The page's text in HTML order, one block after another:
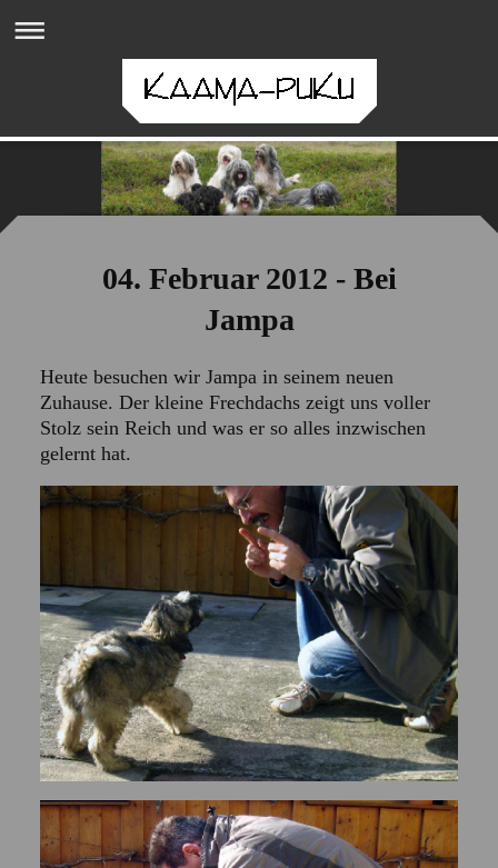
04. Februar 2012 - Bei
Jampa
Heute besuchen wir Jampa in seinem neuen
Zuhause. Der kleine Frechdachs zeigt uns voller
Stolz sein Reich und was er so alles inzwischen
gelernt hat.